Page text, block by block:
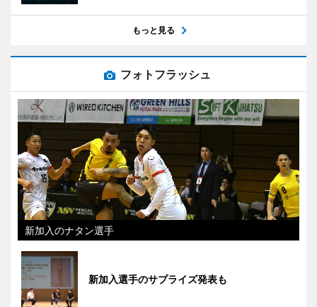
もっと見る
フォトフラッシュ
新加入のナタン選手
新加入選手のサプライズ発表も